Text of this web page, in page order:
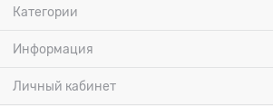
Категории
Информация
Личный кабинет